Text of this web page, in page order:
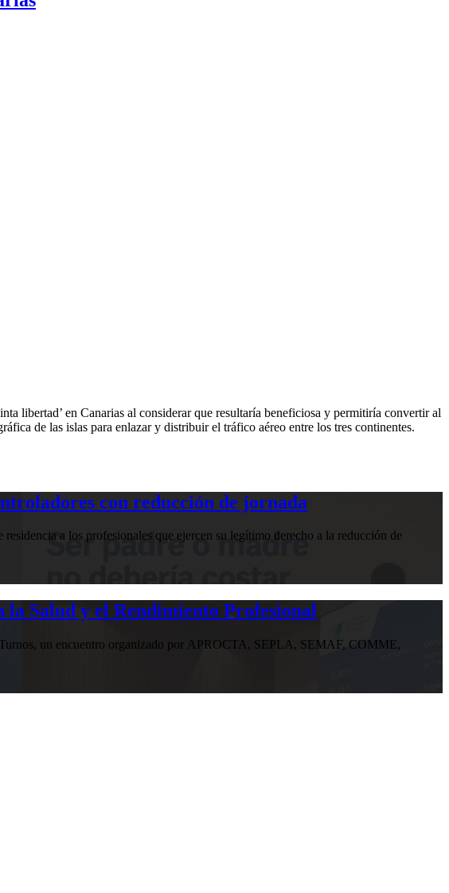
libertad’ en Canarias al considerar que resultaría beneficiosa y permitiría convertir al
de las islas para enlazar y distribuir el tráfico aéreo entre los tres continentes.
con reducción de jornada
a los profesionales que ejercen su legítimo derecho a la reducción de
Salud y el Rendimiento Profesional
Turnos, un encuentro organizado por APROCTA, SEPLA, SEMAF, COMME,